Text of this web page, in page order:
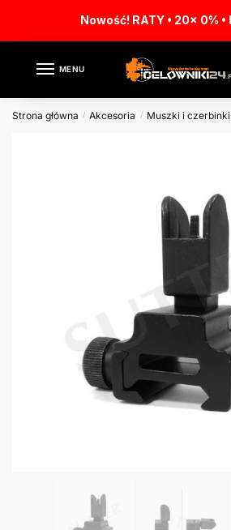
Nowość! RATY • 20x 0% •
MENU
Strona główna / Akcesoria / Muszki i czerbinki